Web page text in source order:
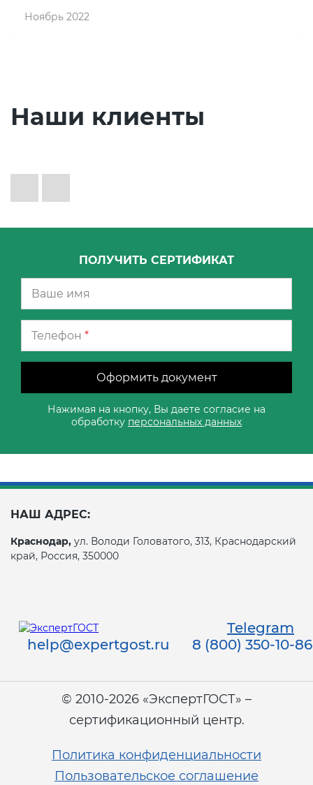
Ноябрь 2022
Наши клиенты
ПОЛУЧИТЬ СЕРТИФИКАТ
Телефон *
Оформить документ
Нажимая на кнопку, Вы даете согласие на
обработку персональных данных
НАШ АДРЕС:
Краснодар, ул. Володи Головатого, 313, Краснодарский
край, Россия, 350000
Telegram
help@expertgost.ru
8 (800) 350-10-86
© 2010-2026 «ЭкспертГОСТ» –
сертификационный центр.
Политика конфиденциальности
Пользовательское соглашение